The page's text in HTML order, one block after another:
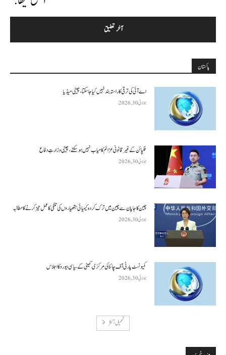
پاکستان
اے آئی کی ترقی کا راستہ بند نہیں کیا جا سکتا، چینی میڈیا
جولائی 30, 2026
فلپائن کے غیر قانونی عزائم کامیاب نہیں ہو سکتے ، چینی وزارتِ دفاع
جولائی 30, 2026
چین کا جاپان سے چین میں ترک کردہ کیمیائی ہتھیاروں کی تلفی کا عمل تیز کرنے کا مطالبہ
جولائی 30, 2026
کمیونسٹ پارٹی آف چائنا کی مرکزی کمیٹی کے سیاسی بیورو کا اجلاس
جولائی 30, 2026
تحميل أكثر